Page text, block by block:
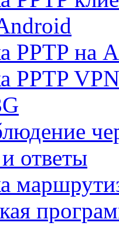
PPTP на
PPTP
ответы